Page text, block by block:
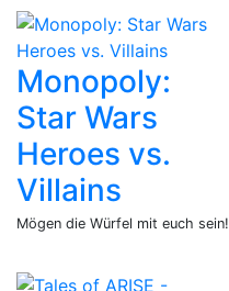
Monopoly:
Star Wars
Heroes vs.
Villains
Mögen die Würfel mit euch sein!